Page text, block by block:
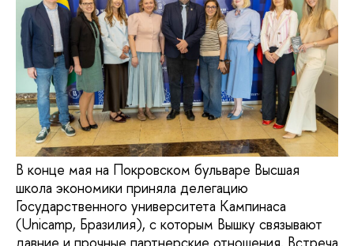
В конце мая на Покровском бульваре Высшая
школа экономики приняла делегацию
Государственного университета Кампинаса
(Unicamp, Бразилия), с которым Вышку связывают